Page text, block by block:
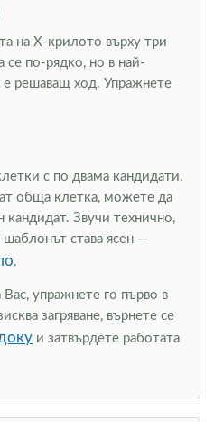
на Х-крилото върху три
по-рядко, но в най-
решаващ ход. Упражнете
с по двама кандидати.
обща клетка, можете да
кандидат. Звучи технично,
става ясен —
.
упражнете го първо в
загряване, върнете се
и затвърдете работата